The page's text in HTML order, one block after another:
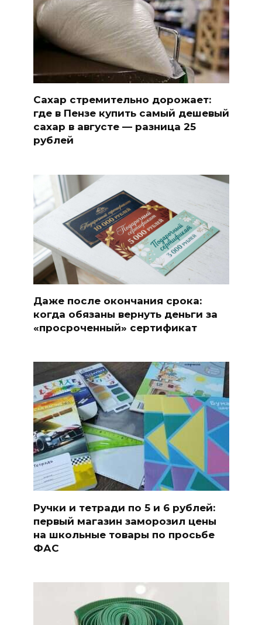
Сахар стремительно дорожает:
где в Пензе купить самый дешевый
сахар в августе — разница 25
рублей
Даже после окончания срока:
когда обязаны вернуть деньги за
«просроченный» сертификат
Ручки и тетради по 5 и 6 рублей:
первый магазин заморозил цены
на школьные товары по просьбе
ФАС